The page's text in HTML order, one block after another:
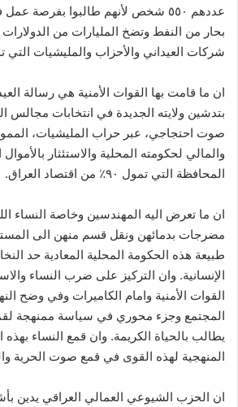
عددهم ٥٥٠ شخص لأنهم طالبوا بفرصة
بحار من النفط وتضخ المليارات من
شركات العيداني والأحزاب والمليشيات التي
ان ما قامت بها القوات الأمنية هي رسالة
بتدشين ولايته الجديدة في انتخابات مجالس
صوت احتجاجي، عبر حراب المليشيات،
والمالي لحكومته المحلية والاستئثار
المحافظة التي تمول ٩٠٪ من اقتصاد العراق.
ان ما تعرض اليه المهندسين وخاصة النساء
مضرجات بدمائهن ونقل قسم منهن الى
طبيعة هذه الحكومة المحلية المعادية حد
الإنسانية. وان التركيز على ضرب النساء
القوات الأمنية وامام الكاميرات وفي وضح
المجتمع وجزء محوري في سياسة ممنهجة
يطالب بالحياة الكريمة. وان قمع النساء
المنهجية لهذه القوى في قمع صوت الحرية
ان الحزب الشيوعي العمالي العراقي يدين